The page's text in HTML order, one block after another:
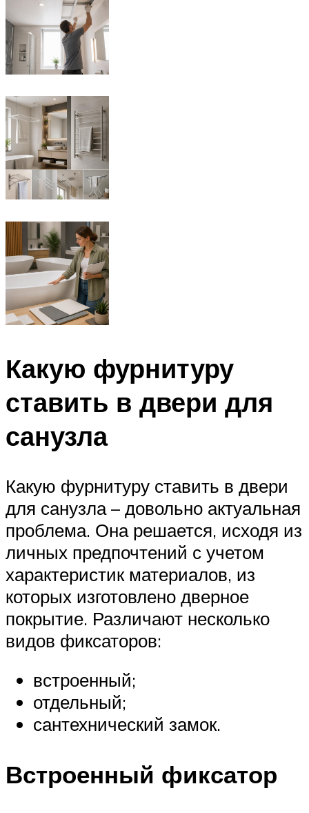
Какую фурнитуру
ставить в двери для
санузла
Какую фурнитуру ставить в двери
для санузла – довольно актуальная
проблема. Она решается, исходя из
личных предпочтений с учетом
характеристик материалов, из
которых изготовлено дверное
покрытие. Различают несколько
видов фиксаторов:
встроенный;
отдельный;
сантехнический замок.
Встроенный фиксатор